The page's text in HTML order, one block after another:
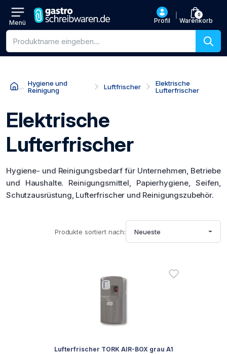
Menü Profil
0
Warenkorb
Produktsuche
Hygiene und
Reinigung
Luftfrischer
Elektrische
Lufterfrischer
Elektrische
Lufterfrischer
Hygiene- und Reinigungsbedarf für Unternehmen, Betriebe
und Haushalte. Reinigungsmittel, Papierhygiene, Seifen,
Schutzausrüstung, Lufterfrischer und Reinigungszubehör.
Produkte sortiert nach: Neueste
Lufterfrischer TORK AIR-BOX grau A1